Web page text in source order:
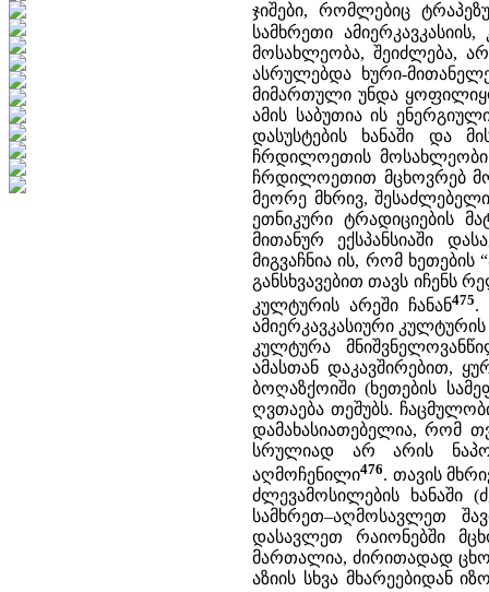
ჯიშები, რომლებიც
სამხრეთი
მოსახლეობა, შეიძლება,
ასრულებდა ხური-
მიმართული უნდა
ამის საბუთია ის
დასუსტების ხანაში და
ჩრდილოეთის
ჩრდილოეთით მცხოვრებ
მეორე მხრივ,
ეთნიკური ტრადიციების
მითანურ ექსპანსიაში
მიგვაჩნია ის, რომ
განსხვავებით თავს
კულტურის არეში ჩანან475.
ამიერკავკასიური
კულტურა
ამასთან დაკავშირებით,
ბოღაზქოიში (ხეთების
ღვთაება თეშუბს.
დამახასიათებელია, რომ
სრულიად არ არის
აღმოჩენილი476. თავის
ძლევამოსილების ხანაში
სამხრეთ–აღმოსავლეთ
დასავლეთ რაიონებში
მართალია, ძირითადად
აზიის სხვა მხარეებიდან